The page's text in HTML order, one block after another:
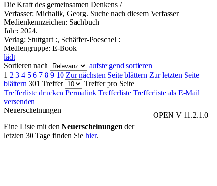
Die Kraft des gemeinsamen Denkens /
Verfasser: Michalik, Georg. Suche nach diesem Verfasser
Medienkennzeichen: Sachbuch
Jahr: 2024.
Verlag: Stuttgart :, Schäffer-Poeschel :
Mediengruppe: E-Book
lädt
Sortieren nach
aufsteigend sortieren
1 2 3 4 5 6 7 8 9 10 Zur nächsten Seite blättern Zur letzten Seite
blättern 301 Treffer
Treffer pro Seite
Trefferliste drucken Permalink Trefferliste Trefferliste als E-Mail
versenden
OPEN V 11.2.1.0
Neuerscheinungen
Eine Liste mit den Neuerscheinungen der
letzten 30 Tage finden Sie hier.